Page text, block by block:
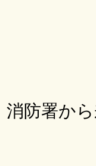
消防署か